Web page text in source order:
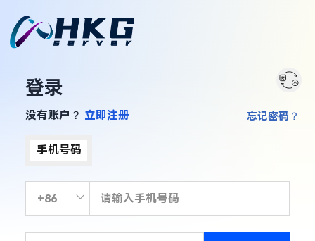
登录
没有账户？ 立即注册
手机号码
忘记密码？